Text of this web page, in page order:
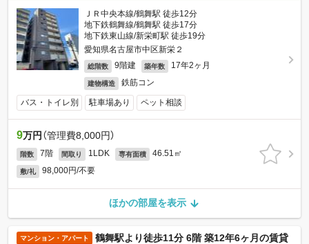
ＪＲ中央本線/鶴舞駅 徒歩12分
地下鉄鶴舞線/鶴舞駅 徒歩17分
地下鉄東山線/新栄町駅 徒歩19分
愛知県名古屋市中区新栄２
総階数 9階建 築年数 17年2ヶ月
建物構造 鉄筋コン
バス・トイレ別 駐車場あり ペット相談
9万円 （管理費8,000円）
階数 7階 間取り 1LDK 専有面積 46.51㎡
敷/礼 98,000円/不要
ほかの部屋を表示
マンション・アパート
鶴舞駅より徒歩11分 6階 築12年6ヶ月の賃貸